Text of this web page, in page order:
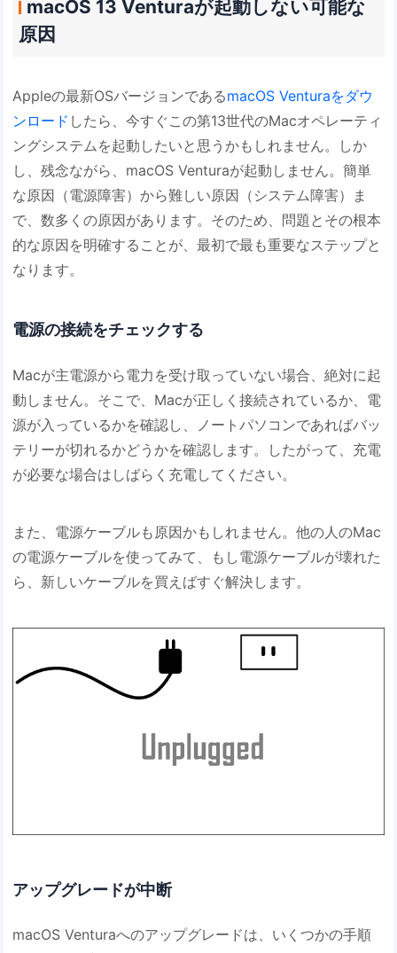
macOS 13 Venturaが起動しない可能な
原因
Appleの最新OSバージョンであるmacOS Venturaをダウ
ンロード したら、今すぐこの第13世代のMacオペレーティ
ングシステムを起動したいと思うかもしれません。しか
し、残念ながら、macOS Venturaが起動しません。簡単
な原因（電源障害）から難しい原因（システム障害）ま
で、数多くの原因があります。そのため、問題とその根本
的な原因を明確することが、最初で最も重要なステップと
なります。
電源の接続をチェックする
Macが主電源から電力を受け取っていない場合、絶対に起
動しません。そこで、Macが正しく接続されているか、電
源が入っているかを確認し、ノートパソコンであればバッ
テリーが切れるかどうかを確認します。したがって、充電
が必要な場合はしばらく充電してください。
また、電源ケーブルも原因かもしれません。他の人のMac
の電源ケーブルを使ってみて、もし電源ケーブルが壊れた
ら、新しいケーブルを買えばすぐ解決します。
アップグレードが中断
macOS Venturaへのアップグレードは、いくつかの手順